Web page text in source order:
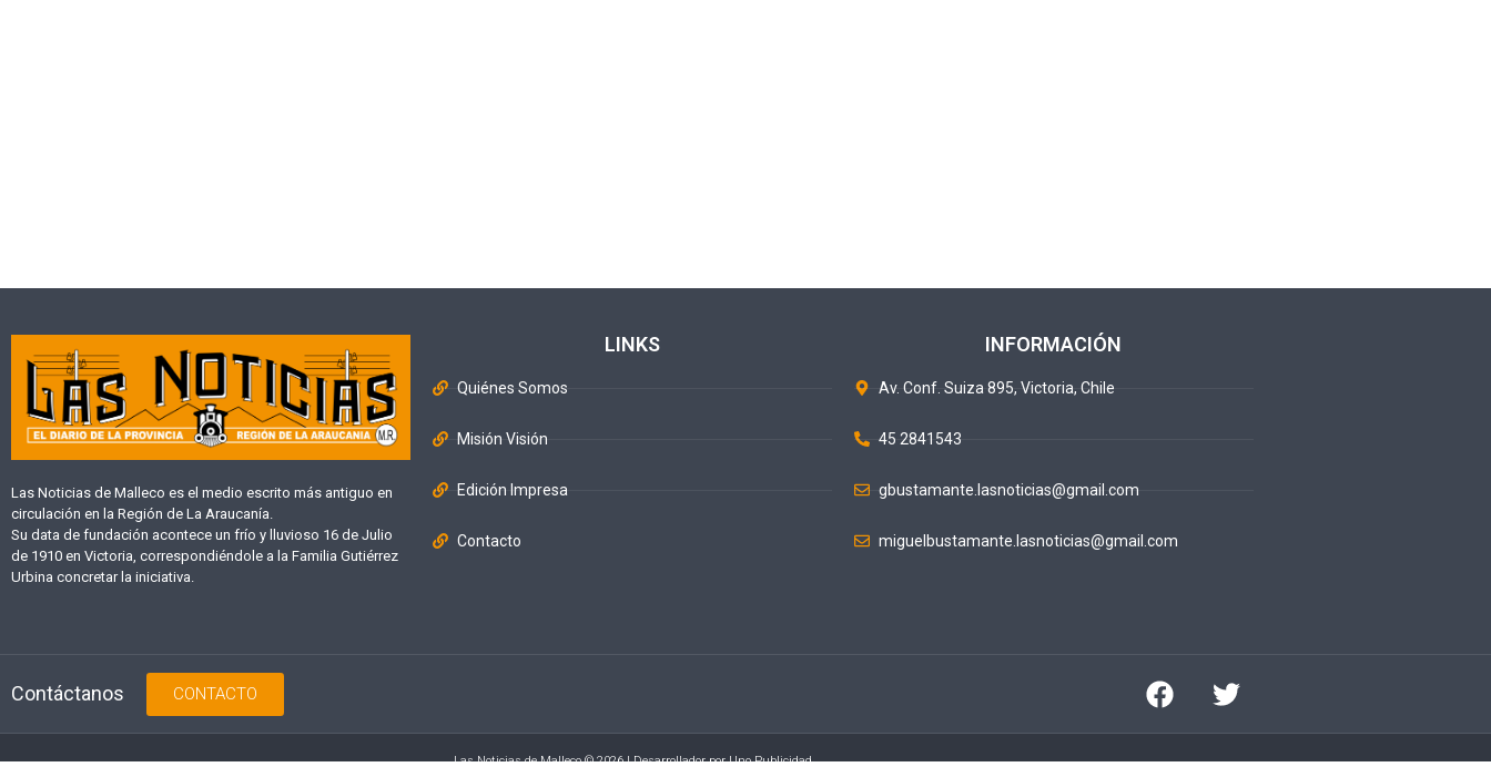
Las Noticias de Malleco es el medio escrito más antiguo en
circulación en la Región de La Araucanía.
Su data de fundación acontece un frío y lluvioso 16 de Julio
de 1910 en Victoria, correspondiéndole a la Familia Gutiérrez
Urbina concretar la iniciativa.
LINKS
Quiénes Somos
Misión Visión
Edición Impresa
Contacto
INFORMACIÓN
Av. Conf. Suiza 895, Victoria, Chile
45 2841543
gbustamante.lasnoticias@gmail.com
miguelbustamante.lasnoticias@gmail.com
Contáctanos CONTACTO
Las Noticias de Malleco © 2026 | Desarrollador porUno Publicidad